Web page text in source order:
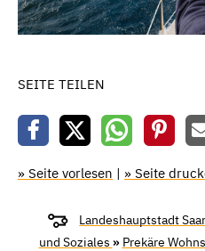
SEITE TEILEN
» Seite vorlesen | » Seite
Landeshauptstadt
und Soziales » Prekäre